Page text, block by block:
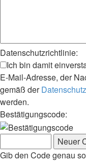
Datenschutzrichtlinie:
Ich bin damit
E-Mail-Adresse, der
gemäß der
werden.
Bestätigungscode:
Gib den Code genau